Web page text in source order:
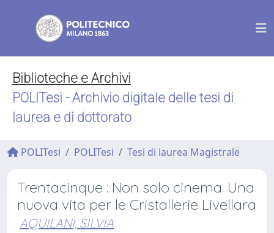
Biblioteche e Archivi
POLITesi - Archivio digitale delle tesi di
laurea e di dottorato
POLITesi POLITesi Tesi di laurea Magistrale
Trentacinque : Non solo cinema. Una
nuova vita per le Cristallerie Livellara
AQUILANI, SILVIA